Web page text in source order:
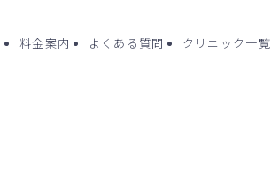
料金案内 よくある質問 クリニック一覧